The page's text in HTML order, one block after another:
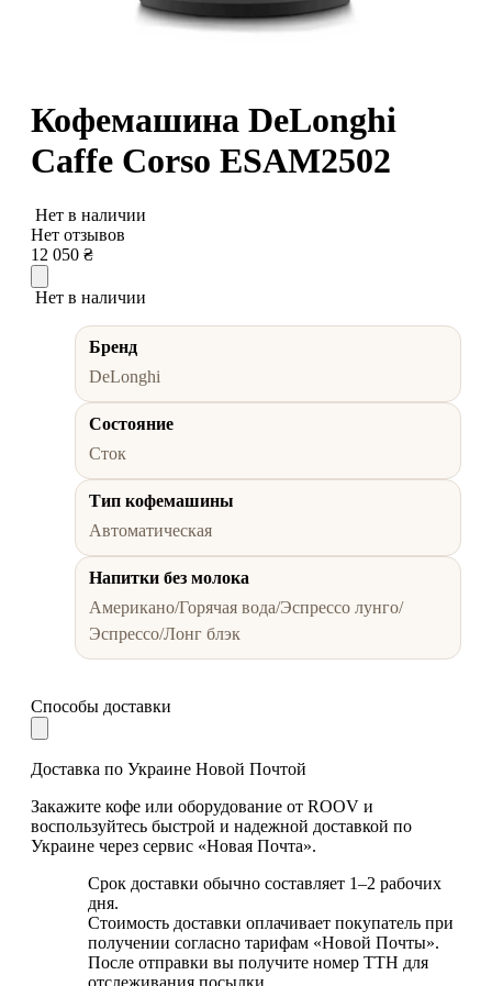
Кофемашина DeLonghi
Caffe Corso ESAM2502
Нет в наличии
Нет отзывов
12 050 ₴
Нет в наличии
Бренд
DeLonghi
Состояние
Сток
Тип кофемашины
Автоматическая
Напитки без молока
Американо/Горячая вода/Эспрессо лунго/
Эспрессо/Лонг блэк
Способы доставки
Доставка по Украине Новой Почтой
Закажите кофе или оборудование от ROOV и
воспользуйтесь быстрой и надежной доставкой по
Украине через сервис «Новая Почта».
Срок доставки обычно составляет 1–2 рабочих
дня.
Стоимость доставки оплачивает покупатель при
получении согласно тарифам «Новой Почты».
После отправки вы получите номер ТТН для
отслеживания посылки.